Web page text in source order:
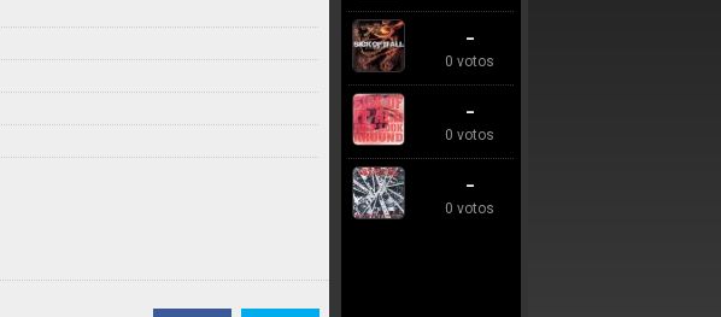
-
0 votos
-
0 votos
-
0 votos